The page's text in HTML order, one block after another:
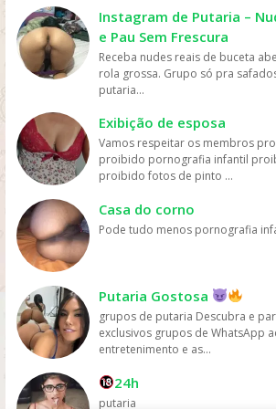
cinema ou comprar DVDs,
pessoas assistirem filmes sem
Personalização: os serviços de
oferecem recomendações
nos gostos dos usuários,
descubram novos filmes e
filmes online. Em resumo, os
online devido à sua conveniência,
fácil, preços acessíveis e
pelas plataformas de streaming.
Instagram de Putaria –
e Pau Sem Frescura
Receba nudes reais de buceta
rola grossa. Grupo só pra
putaria...
Exibição de esposa
Vamos respeitar os membros
proibido pornografia infantil
proibido fotos de pinto ...
Casa do corno
Pode tudo menos pornografia
Putaria Gostosa
grupos de putaria Descubra e
exclusivos grupos de WhatsApp
entretenimento e as...
24h
putaria